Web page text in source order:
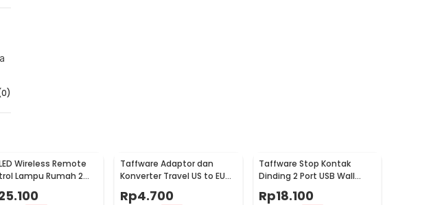
0)
Wireless Remote
Lampu Rumah 2
Taffware Adaptor dan
Konverter Travel US to EU
20
Rp4.700
Taffware Stop Kontak
Dinding 2 Port USB Wall
Socket 2.0A - ES-USB-2
Rp18.100